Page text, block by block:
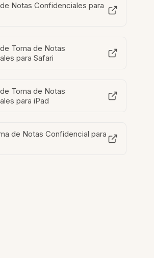
Notas Confidenciales para
Toma de Notas
para Safari
Toma de Notas
para iPad
de Notas Confidencial para